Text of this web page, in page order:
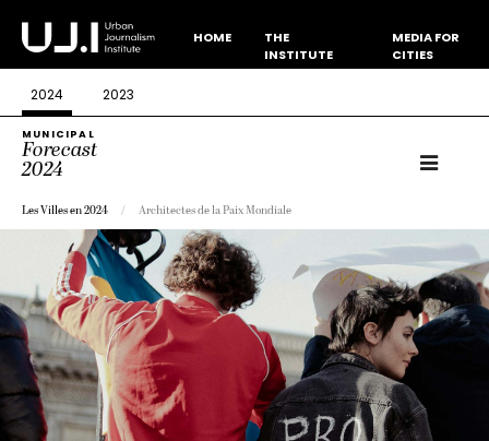
HOME
THE
INSTITUTE
MEDIA FOR
CITIES
2024 2023
MUNICIPAL
Forecast
2024
Les Villes en 2024 Architectes de la Paix Mondiale